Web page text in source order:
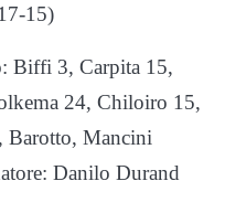
15)
: Biffi 3, Carpita 15,
24, Chiloiro 15,
Barotto, Mancini
Danilo Durand